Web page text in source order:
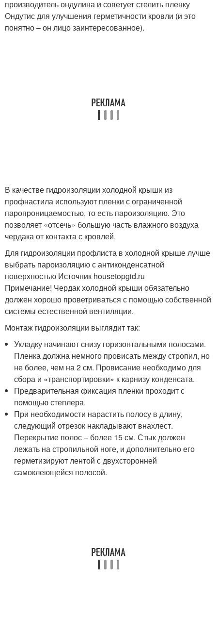
производитель ондулина и советует стелить пленку
Ондутис для улучшения герметичности кровли (и это
понятно – он лицо заинтересованное).
В качестве гидроизоляции холодной крыши из
профнастила используют пленки с ограниченной
паропроницаемостью, то есть пароизоляцию. Это
позволяет «отсечь» большую часть влажного воздуха
чердака от контакта с кровлей.
Для гидроизоляции профлиста в холодной крыше лучше
выбрать пароизоляцию с антиконденсатной
поверхностью Источник housetopgid.ru
Примечание! Чердак холодной крыши обязательно
должен хорошо проветриваться с помощью собственной
системы естественной вентиляции.
Монтаж гидроизоляции выглядит так:
Укладку начинают снизу горизонтальными полосами.
Пленка должна немного провисать между стропил, но
не более, чем на 2 см. Провисание необходимо для
сбора и «транспортировки» к карнизу конденсата.
Предварительная фиксация пленки проходит с
помощью степлера.
При необходимости нарастить полосу в длину,
следующий отрезок накладывают внахлест.
Перекрытие полос – более 15 см. Стык должен
лежать на стропильной ноге, и дополнительно его
герметизируют лентой с двухсторонней
самоклеющейся полосой.